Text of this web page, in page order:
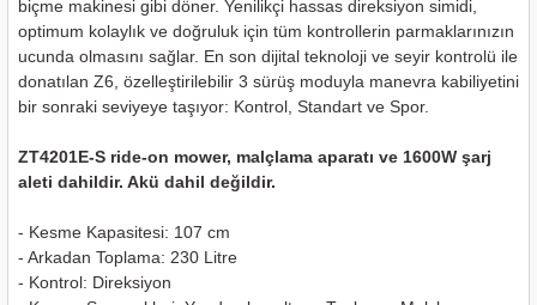
biçme makinesi gibi döner. Yenilikçi hassas direksiyon simidi,
optimum kolaylık ve doğruluk için tüm kontrollerin parmaklarınızın
ucunda olmasını sağlar. En son dijital teknoloji ve seyir kontrolü ile
donatılan Z6, özelleştirilebilir 3 sürüş moduyla manevra kabiliyetini
bir sonraki seviyeye taşıyor: Kontrol, Standart ve Spor.
ZT4201E-S ride-on mower, malçlama aparatı ve 1600W şarj
aleti dahildir. Akü dahil değildir.
- Kesme Kapasitesi: 107 cm
- Arkadan Toplama: 230 Litre
- Kontrol: Direksiyon